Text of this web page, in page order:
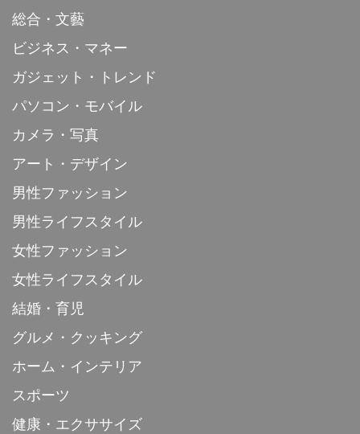
総合・文藝
ビジネス・マネー
ガジェット・トレンド
パソコン・モバイル
カメラ・写真
アート・デザイン
男性ファッション
男性ライフスタイル
女性ファッション
女性ライフスタイル
結婚・育児
グルメ・クッキング
ホーム・インテリア
スポーツ
健康・エクササイズ